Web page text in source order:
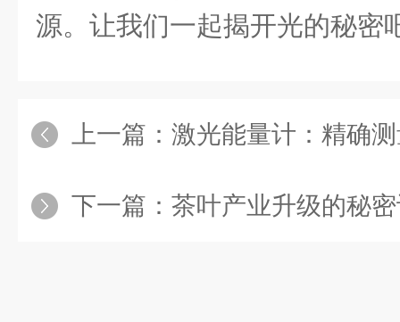
源。让我们一起揭开光的秘密
上一篇： 激光能量计：精确
下一篇： 茶叶产业升级的秘密设备